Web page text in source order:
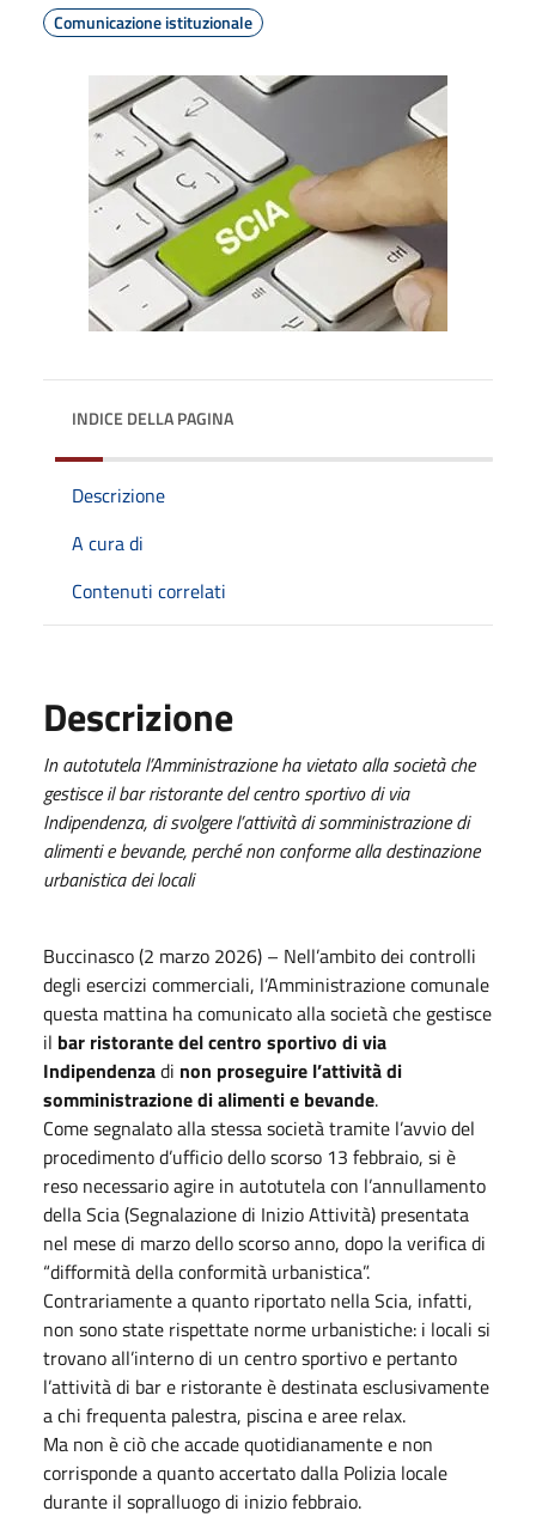
Comunicazione istituzionale
INDICE DELLA PAGINA
Descrizione
A cura di
Contenuti correlati
Descrizione
In autotutela l’Amministrazione ha vietato alla società che
gestisce il bar ristorante del centro sportivo di via
Indipendenza, di svolgere l’attività di somministrazione di
alimenti e bevande, perché non conforme alla destinazione
urbanistica dei locali
Buccinasco (2 marzo 2026) – Nell’ambito dei controlli
degli esercizi commerciali, l’Amministrazione comunale
questa mattina ha comunicato alla società che gestisce
il bar ristorante del centro sportivo di via
Indipendenzadi non proseguire l’attività di
somministrazione di alimenti e bevande.
Come segnalato alla stessa società tramite l’avvio del
procedimento d’ufficio dello scorso 13 febbraio, si è
reso necessario agire in autotutela con l’annullamento
della Scia (Segnalazione di Inizio Attività) presentata
nel mese di marzo dello scorso anno, dopo la verifica di
“difformità della conformità urbanistica”.
Contrariamente a quanto riportato nella Scia, infatti,
non sono state rispettate norme urbanistiche: i locali si
trovano all’interno di un centro sportivo e pertanto
l’attività di bar e ristorante è destinata esclusivamente
a chi frequenta palestra, piscina e aree relax.
Ma non è ciò che accade quotidianamente e non
corrisponde a quanto accertato dalla Polizia locale
durante il sopralluogo di inizio febbraio.